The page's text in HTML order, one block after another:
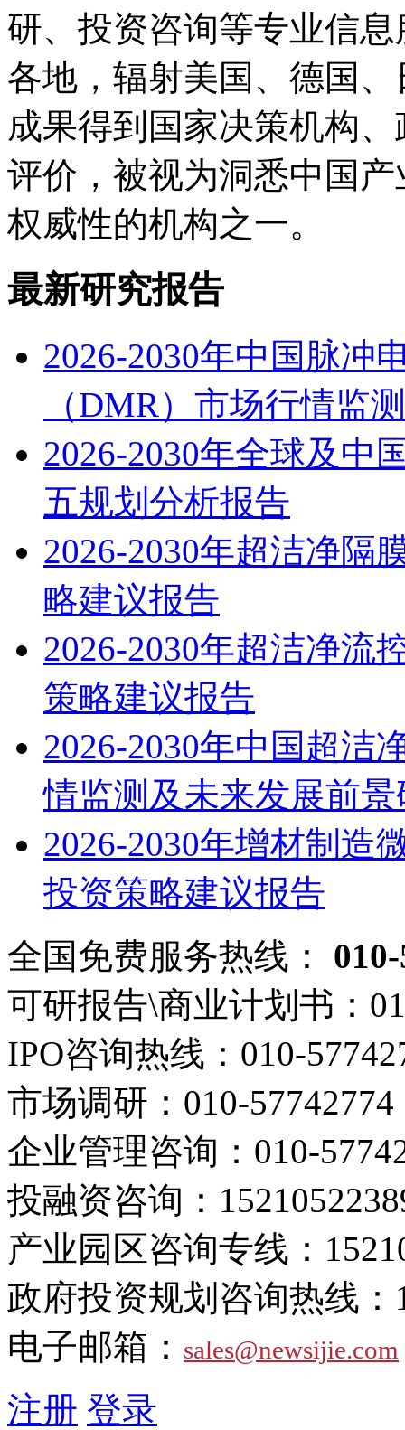
研、投资咨询等专业信
各地，辐射美国、德国
成果得到国家决策机构
评价，被视为洞悉中国
权威性的机构之一。
最新研究报告
2026-2030年中国脉冲
（DMR）市场行情监
2026-2030年全球及中
五规划分析报告
2026-2030年超洁净隔
略建议报告
2026-2030年超洁净流
策略建议报告
2026-2030年中国超洁
情监测及未来发展前
2026-2030年增材制造
投资策略建议报告
全国免费服务热线：
可研报告\商业计划书：
IPO咨询热线： 010-
市场调研： 010-57742774
企业管理咨询： 010-
投融资咨询：
产业园区咨询专线：
政府投资规划咨询热线：
电子邮箱： sales@newsijie.com
注册 登录